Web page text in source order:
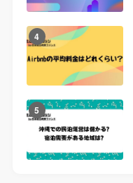
4
5